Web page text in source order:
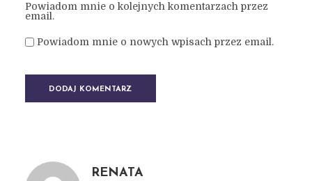
Powiadom mnie o kolejnych komentarzach przez
email.
Powiadom mnie o nowych wpisach przez email.
RENATA